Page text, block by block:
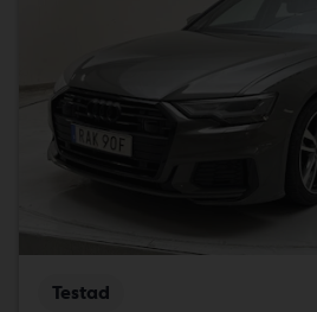
Testad